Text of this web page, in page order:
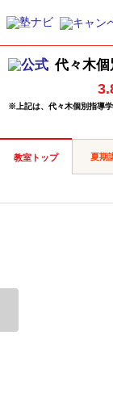
代々木
※上記は、代々木個別指導
教室トップ 夏期